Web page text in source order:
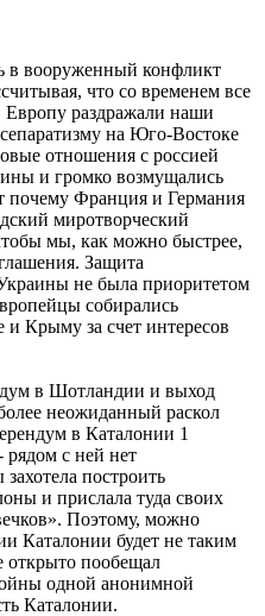
в вооруженный конфликт
что со временем все
Европу раздражали наши
на Юго-Востоке
отношения с россией
и громко возмущались
почему Франция и Германия
миротворческий
мы, как можно быстрее,
Защита
не была приоритетом
собирались
и Крыму за счет интересов
в Шотландии и выход
неожиданный раскол
в Каталонии 1
рядом с ней нет
построить
и прислала туда своих
Поэтому, можно
Каталонии будет не таким
пообещал
одной анонимной
Каталонии.